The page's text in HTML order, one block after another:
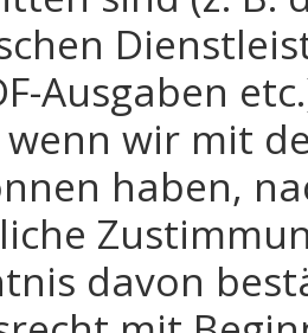
Ausgaben
wir mit
haben,
davon